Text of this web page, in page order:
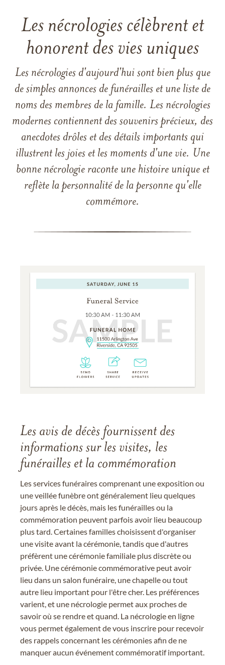
Les nécrologies célèbrent et
honorent des vies uniques
Les nécrologies d'aujourd'hui sont bien plus que
de simples annonces de funérailles et une liste de
noms des membres de la famille. Les nécrologies
modernes contiennent des souvenirs précieux, des
anecdotes drôles et des détails importants qui
illustrent les joies et les moments d'une vie. Une
bonne nécrologie raconte une histoire unique et
reflète la personnalité de la personne qu'elle
commémore.
Les avis de décès fournissent des
informations sur les visites, les
funérailles et la commémoration
Les services funéraires comprenant une exposition ou
une veillée funèbre ont généralement lieu quelques
jours après le décès, mais les funérailles ou la
commémoration peuvent parfois avoir lieu beaucoup
plus tard. Certaines familles choisissent d'organiser
une visite avant la cérémonie, tandis que d'autres
préfèrent une cérémonie familiale plus discrète ou
privée. Une cérémonie commémorative peut avoir
lieu dans un salon funéraire, une chapelle ou tout
autre lieu important pour l'être cher. Les préférences
varient, et une nécrologie permet aux proches de
savoir où se rendre et quand. La nécrologie en ligne
vous permet également de vous inscrire pour recevoir
des rappels concernant les cérémonies afin de ne
manquer aucun événement commémoratif important.